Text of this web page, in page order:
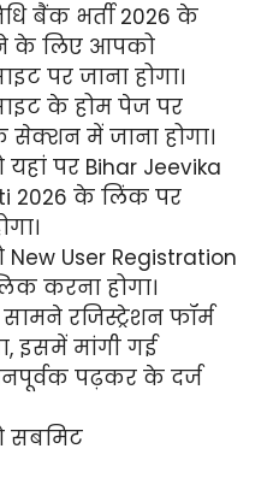
बैंक भर्ती 2026 के
के लिए आपको
पर जाना होगा।
के होम पेज पर
में जाना होगा।
पर Bihar Jeevika
2026 के लिंक पर
User Registration
करना होगा।
रजिस्ट्रेशन फॉर्म
इसमें मांगी गई
पढ़कर के दर्ज
सबमिट